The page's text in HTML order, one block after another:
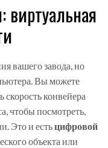
вашего завода, но
Вы можете
конвейера
чтобы посмотреть,
Это и естьцифровой
объекта или